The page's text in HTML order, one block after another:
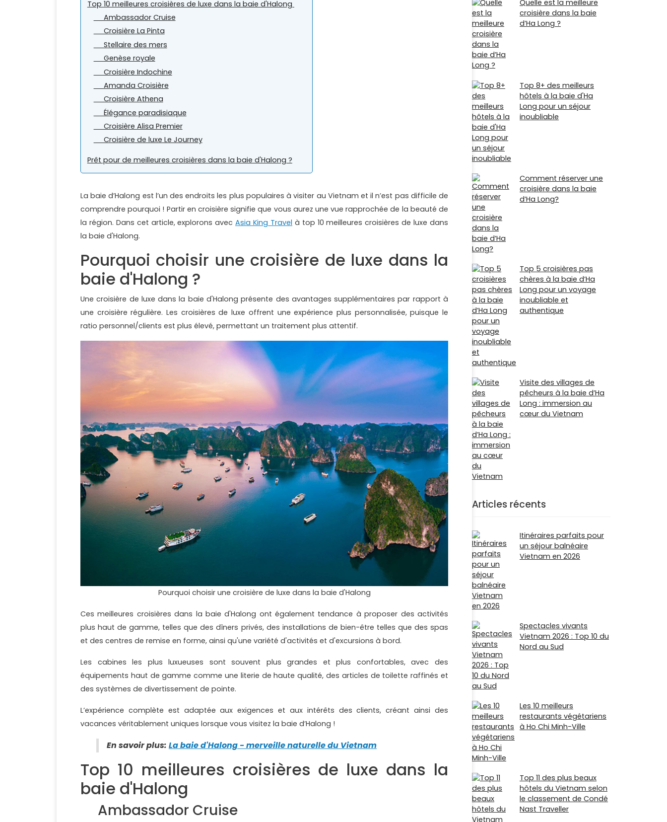
Top 10 meilleures croisières de luxe dans la baie d'Halong
Ambassador Cruise
Croisière La Pinta
Stellaire des mers
Genèse royale
Croisière Indochine
Amanda Croisière
Croisière Athena
Élégance paradisiaque
Croisière Alisa Premier
Croisière de luxe Le Journey
Prêt pour de meilleures croisières dans la baie d'Halong ?
La baie d’Halong est l’un des endroits les plus populaires à visiter au Vietnam et il n’est pas difficile de
comprendre pourquoi ! Partir en croisière signifie que vous aurez une vue rapprochée de la beauté de
la région. Dans cet article, explorons avecAsia King Travel à top 10 meilleures croisières de luxe dans
la baie d'Halong.
Pourquoi choisir une croisière de luxe dans la
baie d'Halong ?
Une croisière de luxe dans la baie d'Halong présente des avantages supplémentaires par rapport à
une croisière régulière. Les croisières de luxe offrent une expérience plus personnalisée, puisque le
ratio personnel/clients est plus élevé, permettant un traitement plus attentif.
Pourquoi choisir une croisière de luxe dans la baie d'Halong
Ces meilleures croisières dans la baie d'Halong ont également tendance à proposer des activités
plus haut de gamme, telles que des dîners privés, des installations de bien-être telles que des spas
et des centres de remise en forme, ainsi qu'une variété d'activités et d'excursions à bord.
Les cabines les plus luxueuses sont souvent plus grandes et plus confortables, avec des
équipements haut de gamme comme une literie de haute qualité, des articles de toilette raffinés et
des systèmes de divertissement de pointe.
L’expérience complète est adaptée aux exigences et aux intérêts des clients, créant ainsi des
vacances véritablement uniques lorsque vous visitez la baie d’Halong !
En savoir plus: La baie d'Halong - merveille naturelle du Vietnam
Top 10 meilleures croisières de luxe dans la
baie d'Halong
Ambassador Cruise
Quelle est la meilleure
croisière dans la baie
d’Ha Long ?
Top 8+ des meilleurs
hôtels à la baie d'Ha
Long pour un séjour
inoubliable
Comment réserver une
croisière dans la baie
d’Ha Long?
Top 5 croisières pas
chères à la baie d’Ha
Long pour un voyage
inoubliable et
authentique
Visite des villages de
pêcheurs à la baie d’Ha
Long : immersion au
cœur du Vietnam
Articles récents
Itinéraires parfaits pour
un séjour balnéaire
Vietnam en 2026
Spectacles vivants
Vietnam 2026 : Top 10 du
Nord au Sud
Les 10 meilleurs
restaurants végétariens
à Ho Chi Minh-Ville
Top 11 des plus beaux
hôtels du Vietnam selon
le classement de Condé
Nast Traveller